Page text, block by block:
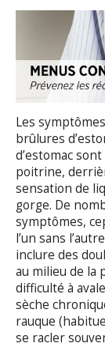
Les
brûlures
d’estomac
poitrine,
sensation de
gorge. De
symptômes,
l’un sans
inclure des
au milieu de la
difficulté à
sèche
rauque
se racler